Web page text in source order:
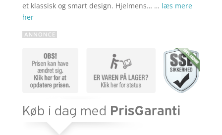
et klassisk og smart design. Hjelmens… … læs mere
her